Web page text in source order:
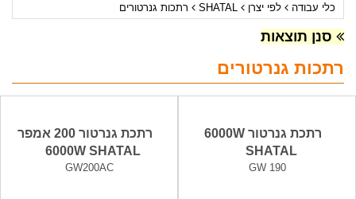
כלי עבודה
לפי יצרן SHATAL רתכות גנרטורים
סנן תוצאות
רתכות גנרטורים
רתכת גנרטור 6000W
SHATAL
GW 190
רתכת גנרטור 200 אמפר
6000W SHATAL
GW200AC